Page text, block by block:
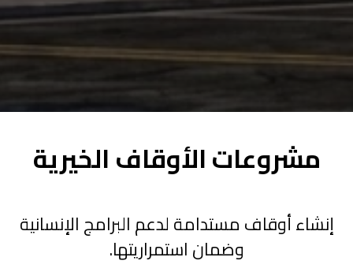
مشروعات الأوقاف الخيرية
إنشاء أوقاف مستدامة لدعم البرامج الإنسانية
وضمان استمراريتها.